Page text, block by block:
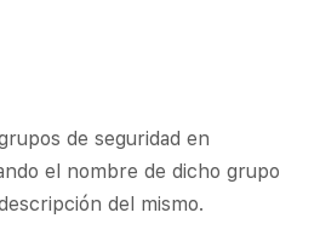
de seguridad en
el nombre de dicho grupo
del mismo.